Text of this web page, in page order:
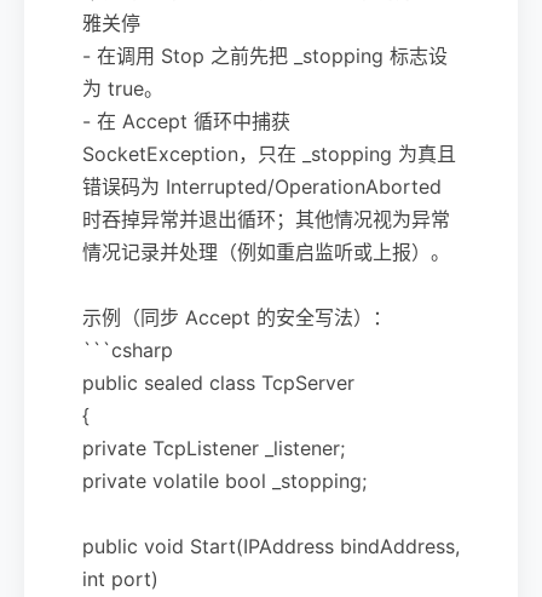
雅关停
- 在调用 Stop 之前先把 _stopping 标志设
为 true。
- 在 Accept 循环中捕获
SocketException，只在 _stopping 为真且
错误码为 Interrupted/OperationAborted
时吞掉异常并退出循环；其他情况视为异常
情况记录并处理（例如重启监听或上报）。
示例（同步 Accept 的安全写法）：
```csharp
public sealed class TcpServer
{
private TcpListener _listener;
private volatile bool _stopping;
public void Start(IPAddress bindAddress,
int port)